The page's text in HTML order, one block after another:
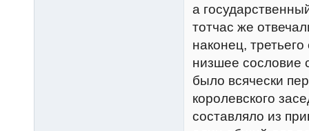
а
тотчас же
наконец,
низшее сословие
было всячески
королевского
составляло из